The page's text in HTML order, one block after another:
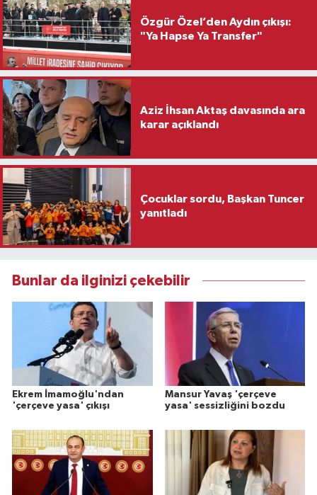
Özgür Özel’den Aydın çıkışı:
"Ya Hapse Ya Transfer"
Aziz İhsan Aktaş davasında ara
karar açıklandı
Çocuklar sordu, Başkan Tuncer
yanıtladı
Bunlar da ilginizi çekebilir
Ekrem İmamoğlu'ndan
'çerçeve yasa' çıkışı
Mansur Yavaş 'çerçeve
yasa' sessizliğini bozdu